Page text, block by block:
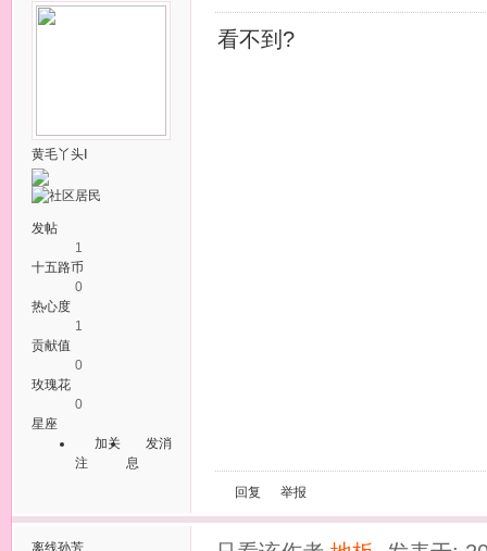
黄毛丫头Ⅰ
发帖
1
十五路币
0
热心度
1
贡献值
0
玫瑰花
0
星座
加关
注
发消
息
看不到?
回复 举报
离线孙芳